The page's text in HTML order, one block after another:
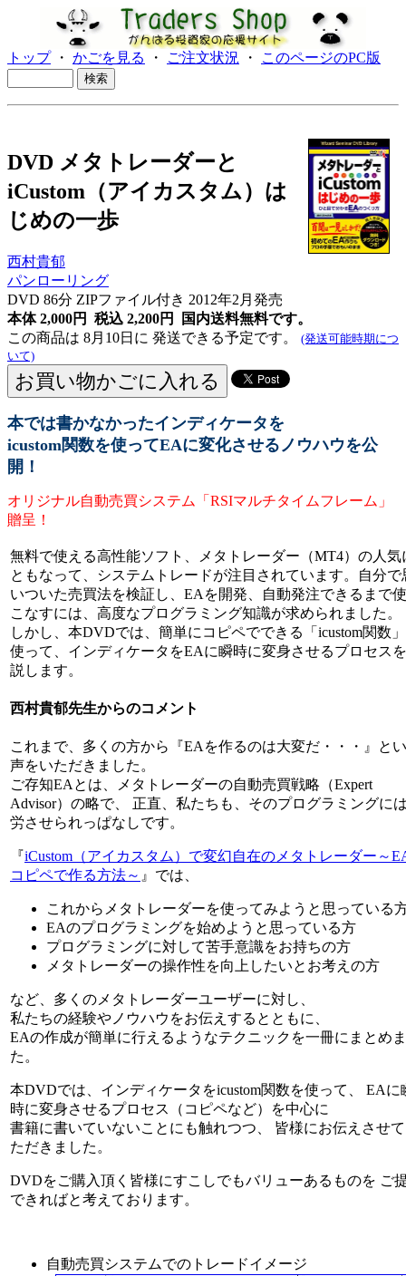
トップ・ かごを見る ・ ご注文状況 ・ このページのPC版
DVD メタトレーダーと
iCustom（アイカスタム）は
じめの一歩
西村貴郁
パンローリング
DVD 86分 ZIPファイル付き 2012年2月発売
本体 2,000円 税込 2,200円
国内送料無料です。
この商品は 8月10日に 発送できる予定です。 (発送可能時期につ
いて)
本では書かなかったインディケータを
icustom関数を使ってEAに変化させるノウハウを公
開！
オリジナル自動売買システム「RSIマルチタイムフレーム」
贈呈！
無料で使える高性能ソフト、メタトレーダー（MT4）の人気
ともなって、システムトレードが注目されています。自分で
いついた売買法を検証し、EAを開発、自動発注できるまで
こなすには、高度なプログラミング知識が求められました。
しかし、本DVDでは、簡単にコピペでできる「icustom関数
使って、インディケータをEAに瞬時に変身させるプロセス
説します。
西村貴郁先生からのコメント
これまで、多くの方から『EAを作るのは大変だ・・・』と
声をいただきました。
ご存知EAとは、メタトレーダーの自動売買戦略（Expert
Advisor）の略で、 正直、私たちも、そのプログラミングに
労させられっぱなしです。
『 iCustom（アイカスタム）で変幻自在のメタトレーダー～
コピペで作る方法～ 』では、
これからメタトレーダーを使ってみようと思っている
EAのプログラミングを始めようと思っている方
プログラミングに対して苦手意識をお持ちの方
メタトレーダーの操作性を向上したいとお考えの方
など、多くのメタトレーダーユーザーに対し、
私たちの経験やノウハウをお伝えするとともに、
EAの作成が簡単に行えるようなテクニックを一冊にまとめ
た。
本DVDでは、インディケータをicustom関数を使って、 EAに
時に変身させるプロセス（コピペなど）を中心に
書籍に書いていないことにも触れつつ、 皆様にお伝えさせ
ただきました。
DVDをご購入頂く皆様にすこしでもバリューあるものを ご
できればと考えております。
自動売買システムでのトレードイメージ